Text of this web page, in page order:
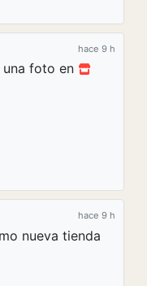
hace 9 h
una foto en
hace 9 h
nueva tienda